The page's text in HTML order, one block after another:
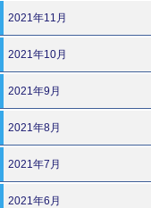
2021年11月
2021年10月
2021年9月
2021年8月
2021年7月
2021年6月